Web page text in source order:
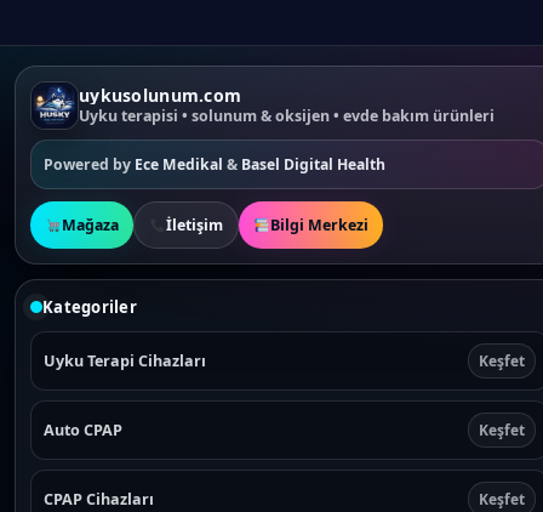
uykusolunum.com
Uyku terapisi • solunum & oksijen • evde bakım ürünleri
Powered by Ece Medikal & Basel Digital Health
Mağaza İletişim Bilgi Merkezi
Kategoriler
Uyku Terapi Cihazları Keşfet
Auto CPAP Keşfet
CPAP Cihazları Keşfet